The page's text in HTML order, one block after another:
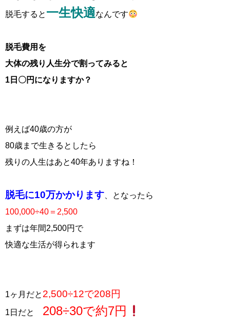
脱毛すると 一生快適なんです
脱毛費用を
大体の残り人生分で割ってみると
1日〇円になりますか？
例えば40歳の方が
80歳まで生きるとしたら
残りの人生はあと40年ありますね！
脱毛に10万かかります 、となったら
100,000÷40＝2,500
まずは年間2,500円で
快適な生活が得られます
1ヶ月だと 2,500÷12で208円
1日だと 208÷30で約7円